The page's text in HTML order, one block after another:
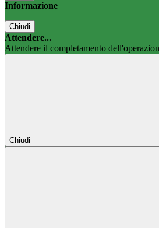
Informazione
Chiudi
Attendere...
Attendere il completamento
Chiudi